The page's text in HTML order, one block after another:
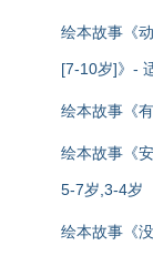
绘本故事《
[7-10岁]》-
绘本故事《
绘本故事《
5-7岁,3-4岁
绘本故事《